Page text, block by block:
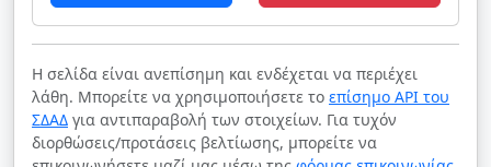
Η σελίδα είναι ανεπίσημη και ενδέχεται να περιέχει
λάθη. Μπορείτε να χρησιμοποιήσετε το επίσημο API του
ΣΔΑΔ για αντιπαραβολή των στοιχείων. Για τυχόν
διορθώσεις/προτάσεις βελτίωσης, μπορείτε να